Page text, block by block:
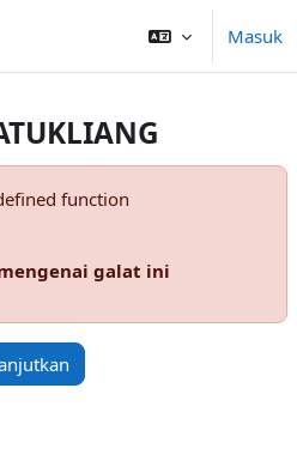
Masuk
function
galat ini